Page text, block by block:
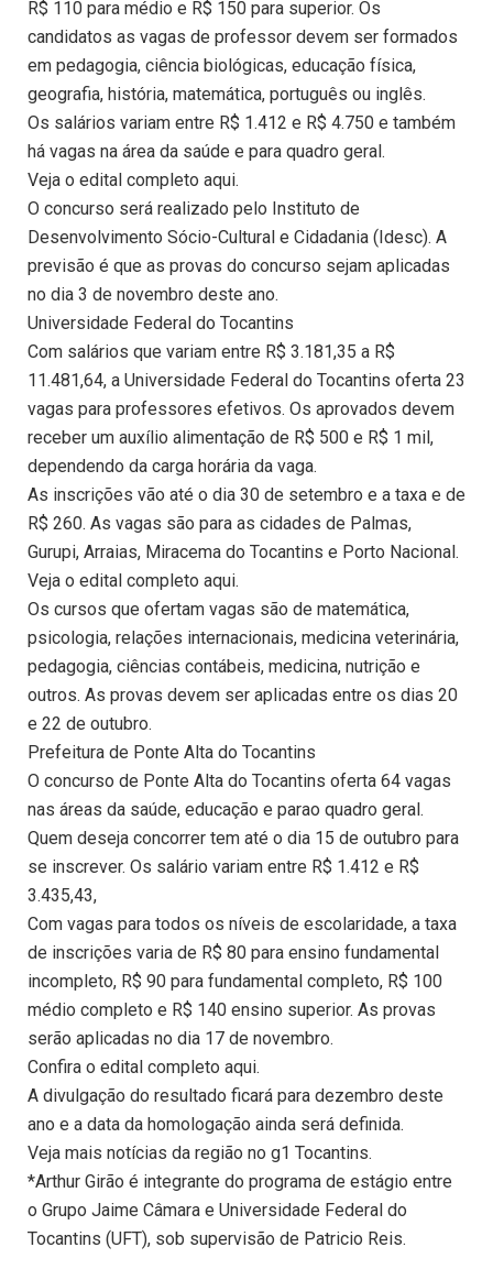
R$ 110 para médio e R$ 150 para superior. Os
candidatos as vagas de professor devem ser formados
em pedagogia, ciência biológicas, educação física,
geografia, história, matemática, português ou inglês.
Os salários variam entre R$ 1.412 e R$ 4.750 e também
há vagas na área da saúde e para quadro geral.
Veja o edital completo aqui.
O concurso será realizado pelo Instituto de
Desenvolvimento Sócio-Cultural e Cidadania (Idesc). A
previsão é que as provas do concurso sejam aplicadas
no dia 3 de novembro deste ano.
Universidade Federal do Tocantins
Com salários que variam entre R$ 3.181,35 a R$
11.481,64, a Universidade Federal do Tocantins oferta 23
vagas para professores efetivos. Os aprovados devem
receber um auxílio alimentação de R$ 500 e R$ 1 mil,
dependendo da carga horária da vaga.
As inscrições vão até o dia 30 de setembro e a taxa e de
R$ 260. As vagas são para as cidades de Palmas,
Gurupi, Arraias, Miracema do Tocantins e Porto Nacional.
Veja o edital completo aqui.
Os cursos que ofertam vagas são de matemática,
psicologia, relações internacionais, medicina veterinária,
pedagogia, ciências contábeis, medicina, nutrição e
outros. As provas devem ser aplicadas entre os dias 20
e 22 de outubro.
Prefeitura de Ponte Alta do Tocantins
O concurso de Ponte Alta do Tocantins oferta 64 vagas
nas áreas da saúde, educação e parao quadro geral.
Quem deseja concorrer tem até o dia 15 de outubro para
se inscrever. Os salário variam entre R$ 1.412 e R$
3.435,43,
Com vagas para todos os níveis de escolaridade, a taxa
de inscrições varia de R$ 80 para ensino fundamental
incompleto, R$ 90 para fundamental completo, R$ 100
médio completo e R$ 140 ensino superior. As provas
serão aplicadas no dia 17 de novembro.
Confira o edital completo aqui.
A divulgação do resultado ficará para dezembro deste
ano e a data da homologação ainda será definida.
Veja mais notícias da região no g1 Tocantins.
*Arthur Girão é integrante do programa de estágio entre
o Grupo Jaime Câmara e Universidade Federal do
Tocantins (UFT), sob supervisão de Patricio Reis.